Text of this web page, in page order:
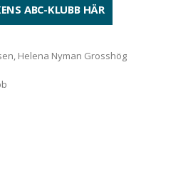
ABC-KLUBB HÄR
Helena Nyman Grosshög